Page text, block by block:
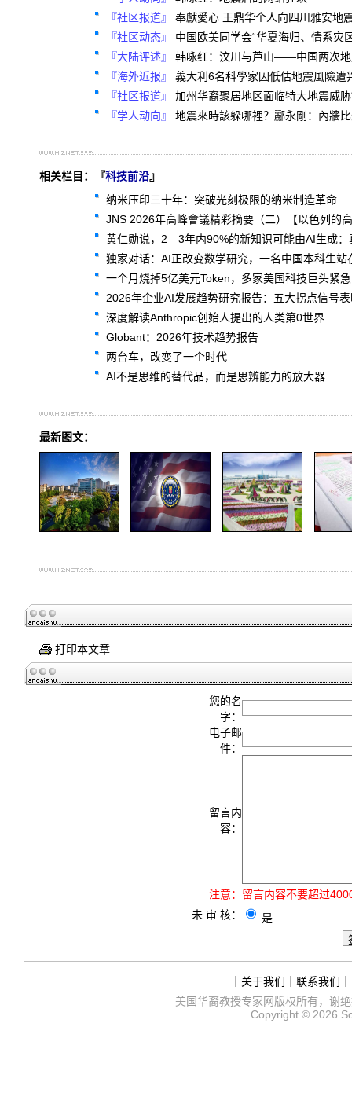
『社区报道』
奉獻愛心 王鼎华个人向四川雅安地
『社区动态』
中国欧美同学会“华夏海归、情系灾
『大陆评述』
韩咏红：汶川与芦山——中国两次地
『海外近报』
義大利6名科學家因低估地震風險
『社区报道』
加州华裔聚居地区面临特大地震威
『学人动向』
地震來時該躲哪裡？酈永剛：內牆
相关栏目：『科技前沿』
纳米压印三十年：突破光刻极限的纳米制造革命
JNS 2026年高峰會議精彩摘要（二）【以色列的
黄仁勋说，2—3年内90%的新知识可能由AI生成
独家对话：AI正改变数学研究，一名中国本科生站
一个月烧掉5亿美元Token，多家美国科技巨头紧
2026年企业AI发展趋势研究报告：五大拐点信号
深度解读Anthropic创始人提出的人类第0世界
Globant：2026年技术趋势报告
两台车，改变了一个时代
AI不是思维的替代品，而是思辨能力的放大器
最新图文：
打印本文章
您的名
字：
电子邮
件：
留言内
容：
注意： 留言内容不要超过
未 审 核：
是
关于我们 联系我们
美国华裔教授专家网版权所有，谢
Copyright © 2026